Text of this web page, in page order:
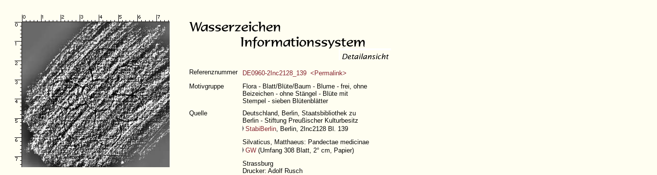
Referenznummer
DE0960-2Inc2128_139 <Permalink>
Motivgruppe
Flora - Blatt/Blüte/Baum - Blume - frei, ohne
Beizeichen - ohne Stängel - Blüte mit
Stempel - sieben Blütenblätter
Quelle
Deutschland, Berlin, Staatsbibliothek zu
Berlin - Stiftung Preußischer Kulturbesitz
StabiBerlin, Berlin, 2Inc2128 Bl. 139
Silvaticus, Matthaeus: Pandectae medicinae
GW (Umfang 308 Blatt, 2° cm, Papier)
Strassburg
Drucker: Adolf Rusch